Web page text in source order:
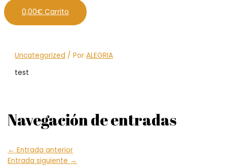
0,00€ Carrito
Uncategorized / PorALEGRIA
test
Navegación de entradas
← Entrada anterior
Entrada siguiente →